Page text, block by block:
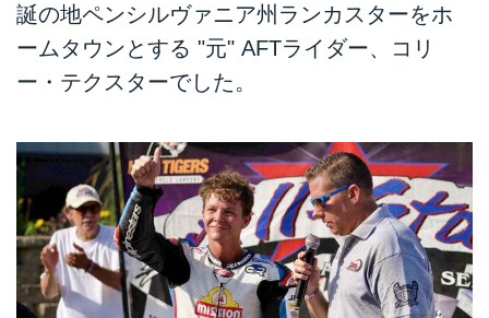
誕の地ペンシルヴァニア州ランカスターをホ
ームタウンとする "元" AFTライダー、コリ
ー・テクスターでした。